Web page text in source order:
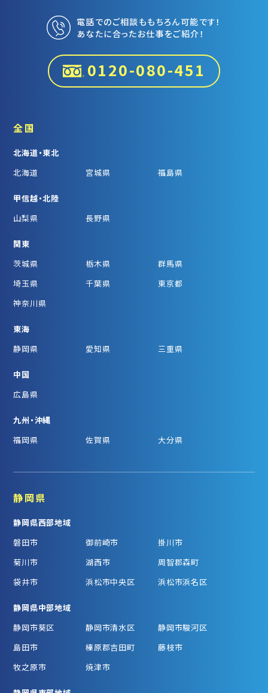
電話でのご相談ももちろん可能です！
あなたに合ったお仕事をご紹介！
0120-080-451
全国
北海道・東北
北海道
宮城県 福島県
甲信越・北陸
山梨県
長野県
関東
茨城県
栃木県
群馬県
埼玉県
千葉県
東京都
神奈川県
東海
静岡県
愛知県 三重県
中国
広島県
九州・沖縄
福岡県
佐賀県 大分県
静岡県
静岡県西部地域
磐田市
御前崎市
掛川市
菊川市
湖西市
周智郡森町
袋井市
浜松市中央区 浜松市浜名区
静岡県中部地域
静岡市葵区
静岡市清水区
静岡市駿河区
島田市
榛原郡吉田町
藤枝市
牧之原市
焼津市